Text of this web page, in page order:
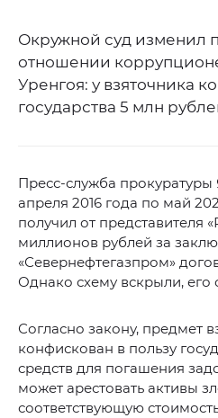
Окружной суд изменил
отношении
Уренгоя: у взяточника
государства 5 млн
Пресс-служба
апреля 2016 года по май
получил от представителя
миллионов рублей за
«Севернефтегазпром»
Однако схему вскрыли, его
Согласно закону, предмет
конфискован в пользу
средств для погашения
может арестовать активы
соответствующую